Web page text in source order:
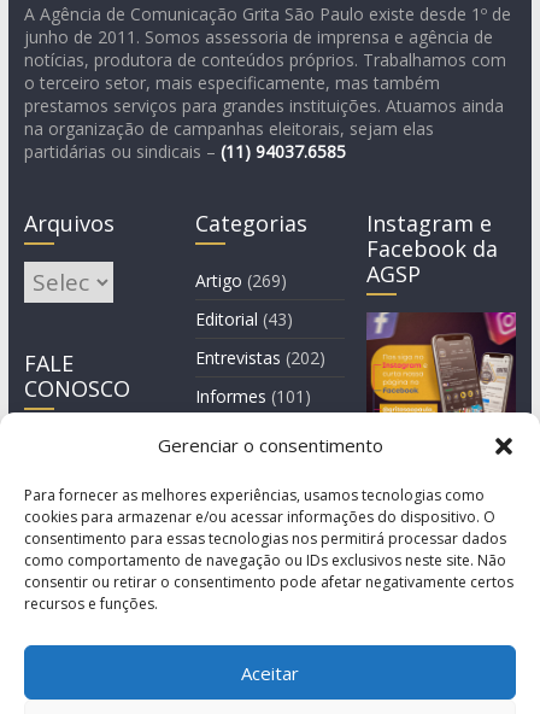
Gerenciar o consentimento
Para fornecer as melhores experiências, usamos tecnologias como
cookies para armazenar e/ou acessar informações do dispositivo. O
consentimento para essas tecnologias nos permitirá processar dados
como comportamento de navegação ou IDs exclusivos neste site. Não
consentir ou retirar o consentimento pode afetar negativamente certos
recursos e funções.
Aceitar
A Agência de Comunicação Grita São Paulo existe desde 1º de
junho de 2011. Somos assessoria de imprensa e agência de
notícias, produtora de conteúdos próprios. Trabalhamos com
o terceiro setor, mais especificamente, mas também
prestamos serviços para grandes instituições. Atuamos ainda
na organização de campanhas eleitorais, sejam elas
partidárias ou sindicais – (11) 94037.6585
Arquivos
Arquivos
FALE
CONOSCO
Categorias
Artigo (269)
Editorial (43)
Entrevistas (202)
Informes (101)
Manchete
Instagram e
Facebook da
AGSP